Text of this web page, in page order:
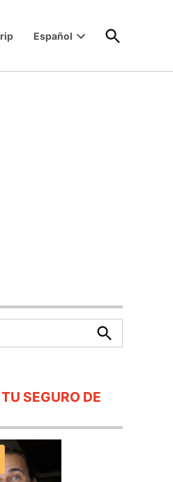
Español
menu
Open
Search
Buscar
SEGURO DE